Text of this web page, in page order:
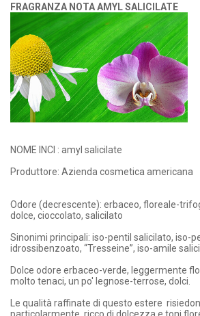
FRAGRANZA NOTA AMYL SALICILATE
NOME INCI : amyl salicilate
Produttore: Azienda cosmetica americana
Odore (decrescente): erbaceo, floreale-
dolce, cioccolato, salicilato
Sinonimi principali: iso-pentil salicilato, iso-
idrossibenzoato, “Tresseine”, iso-amile
Dolce odore erbaceo-verde, leggermente
molto tenaci, un po' legnose-terrose, dolci.
Le qualità raffinate di questo estere
particolarmente ricco di dolcezza e toni